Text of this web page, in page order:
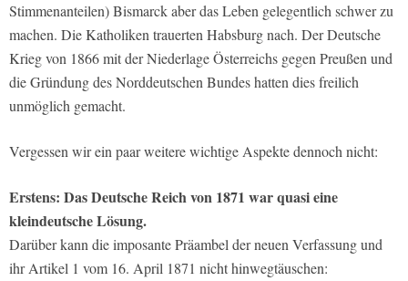
Stimmenanteilen) Bismarck aber das Leben gelegentlich schwer zu
machen. Die Katholiken trauerten Habsburg nach. Der Deutsche
Krieg von 1866 mit der Niederlage Österreichs gegen Preußen und
die Gründung des Norddeutschen Bundes hatten dies freilich
unmöglich gemacht.
Vergessen wir ein paar weitere wichtige Aspekte dennoch nicht:
Erstens: Das Deutsche Reich von 1871 war quasi eine
kleindeutsche Lösung.
Darüber kann die imposante Präambel der neuen Verfassung und
ihr Artikel 1 vom 16. April 1871 nicht hinwegtäuschen: